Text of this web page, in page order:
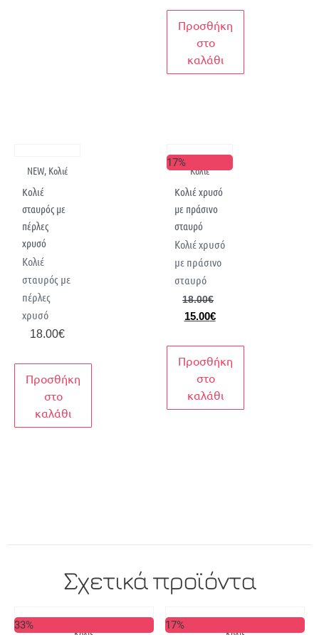
Προσθήκη
στο
καλάθι
NEW, Κολιέ
Κολιέ
σταυρός με
πέρλες
χρυσό
Κολιέ
σταυρός με
πέρλες
χρυσό
18.00€
Προσθήκη
στο
καλάθι
17%
Κολιέ
Κολιέ χρυσό
με πράσινο
σταυρό
Κολιέ χρυσό
με πράσινο
σταυρό
18.00€
15.00€
Προσθήκη
στο
καλάθι
Σχετικά προϊόντα
33% 17%